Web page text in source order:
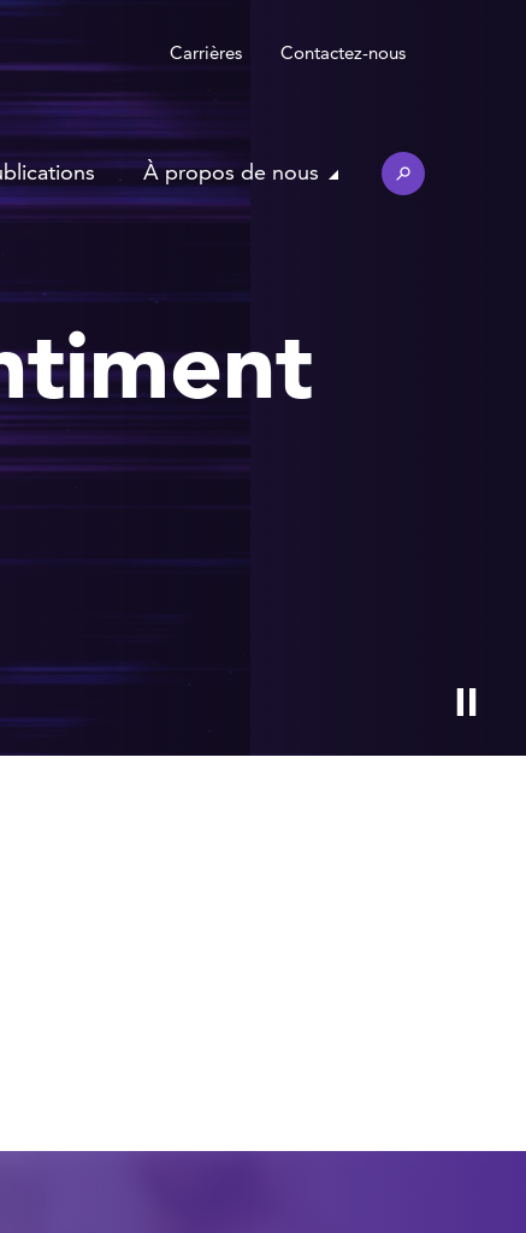
Carrières Contactez-nous
À propos de nous